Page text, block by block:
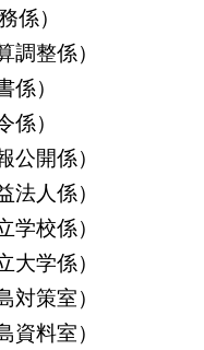
面談満足の事、竹嶋材木の儀、
意を得候事
係）
整係）
）
）
開係）
人係）
校係）
学係）
策室）
料室）